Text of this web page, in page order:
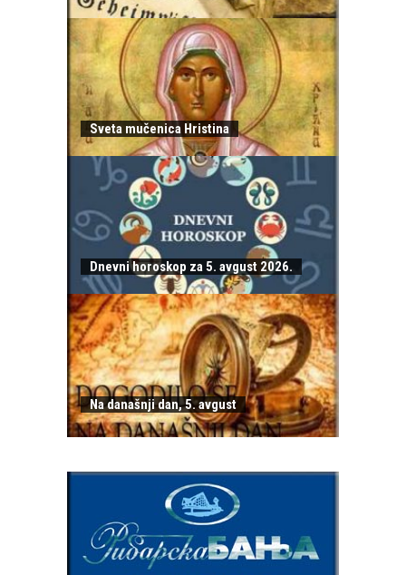
Sveta mučenica Hristina
Dnevni horoskop za 5. avgust 2026.
Na današnji dan, 5. avgust